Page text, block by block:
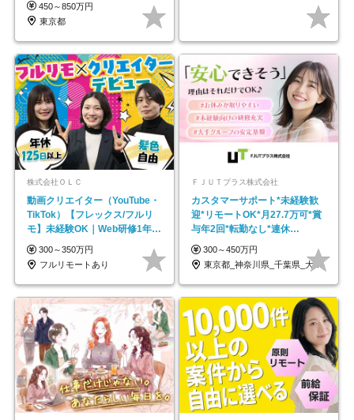
450～850万円
東京都
株式会社ＯＬＣ
動画クリエイター（YouTube・
TikTok）【フレックス/フルリ
モ】未経験OK｜Web研修1年間
｜副業OK
300～350万円
フルリモートあり
ＦＪＵＴプラス株式会社
カスタマーサポート*未経験歓
迎*リモートOK*月27.7万可*賞
与年2回*転勤なし*連休
OK/ZE010232
300～450万円
東京都_神奈川県_千葉県_大阪府_愛知県…